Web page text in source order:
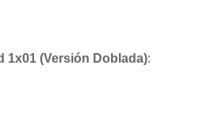
1x01 (Versión Doblada):